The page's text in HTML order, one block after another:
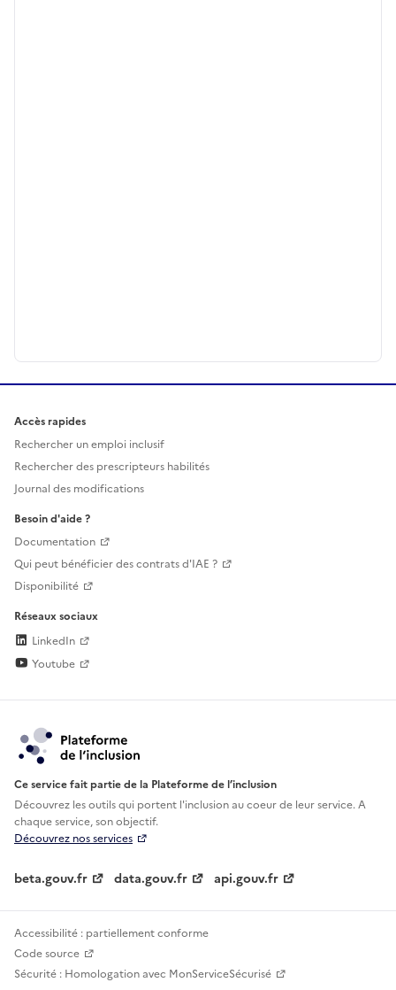
Accès rapides
Rechercher un emploi inclusif
Rechercher des prescripteurs habilités
Journal des modifications
Besoin d'aide ?
Documentation
Qui peut bénéficier des contrats d'IAE ?
Disponibilité
Réseaux sociaux
LinkedIn
Youtube
Ce service fait partie de la Plateforme de l’inclusion
Découvrez les outils qui portent l'inclusion aucoeur de leur service. A
chaque service, son objectif.
Découvrez nos services
beta.gouv.fr data.gouv.fr api.gouv.fr
Accessibilité : partiellement conforme
Code source
Sécurité : Homologation avec MonServiceSécurisé